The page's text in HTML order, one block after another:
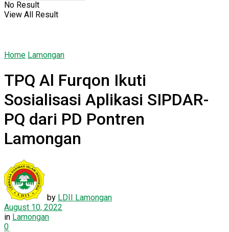
No Result
View All Result
Home Lamongan
TPQ Al Furqon Ikuti
Sosialisasi Aplikasi SIPDAR-
PQ dari PD Pontren
Lamongan
by LDII Lamongan
August 10, 2022
in Lamongan
0